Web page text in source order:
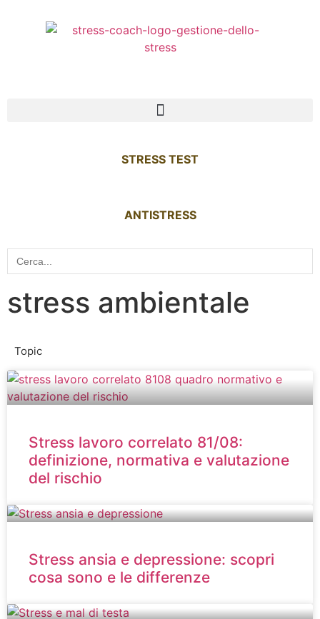
STRESS TEST
ANTISTRESS
Search
for:
stress ambientale
Topic
Stress lavoro correlato 81/08:
definizione, normativa e valutazione
del rischio
Stress ansia e depressione: scopri
cosa sono e le differenze